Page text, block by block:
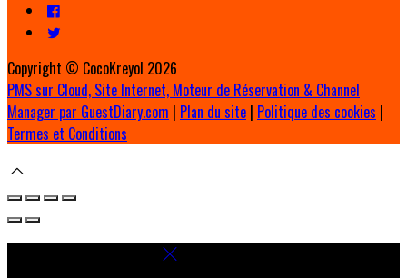
Copyright © CocoKreyol 2026
PMS sur Cloud, Site Internet, Moteur de Réservation & Channel
Manager par GuestDiary.com | Plan du site | Politique des cookies |
Termes et Conditions